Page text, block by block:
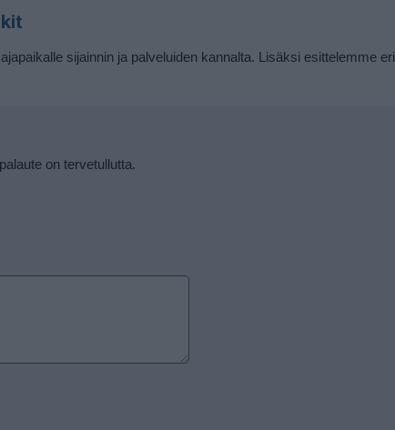
sijainnin ja palveluiden kannalta. Lisäksi esittelemme eri
on tervetullutta.